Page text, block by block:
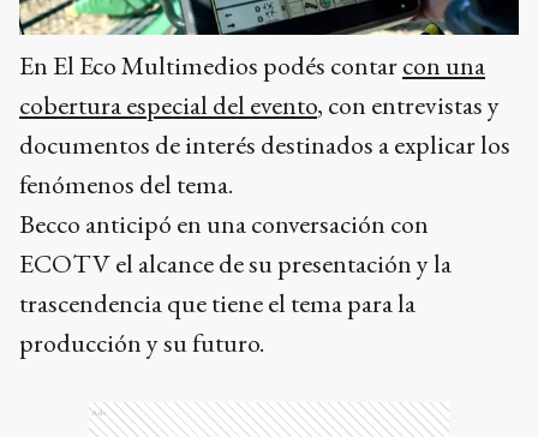
En El Eco Multimedios podés contarcon una
cobertura especial del evento, con entrevistas y
documentos de interés destinados a explicar los
fenómenos del tema.
Becco anticipó en una conversación con
ECOTV el alcance de su presentación y la
trascendencia que tiene el tema para la
producción y su futuro.
Ads